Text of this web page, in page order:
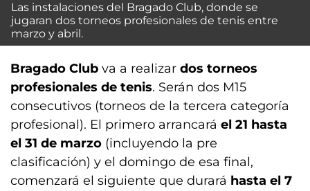
Las instalaciones del Bragado Club, donde se
jugaran dos torneos profesionales de tenis entre
marzo y abril.
Bragado Club va a realizar dos torneos
profesionales de tenis. Serán dos M15
consecutivos (torneos de la tercera categoría
profesional). El primero arrancará el 21 hasta
el 31 de marzo (incluyendo la pre
clasificación) y el domingo de esa final,
comenzará el siguiente que durará hasta el 7